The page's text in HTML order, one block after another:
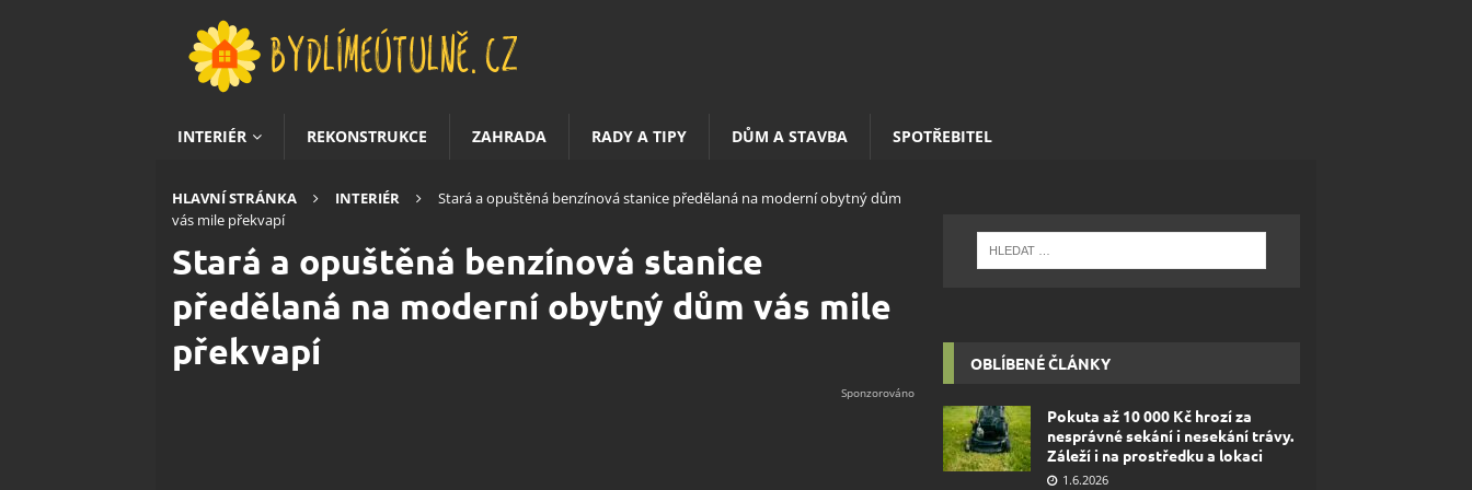
INTERIÉR REKONSTRUKCE ZAHRADA RADY A TIPY DŮM A STAVBA SPOTŘEBITEL
HLAVNÍ STRÁNKA INTERIÉR
Stará a opuštěná benzínová stanice předělaná na moderní obytný dům
vás mile překvapí
Stará a opuštěná benzínová stanice
předělaná na moderní obytný dům vás mile
překvapí
OBLÍBENÉ ČLÁNKY
Pokuta až 10 000 Kč hrozí za
nesprávné sekání i nesekání trávy.
Záleží i na prostředku a lokaci
1.6.2026